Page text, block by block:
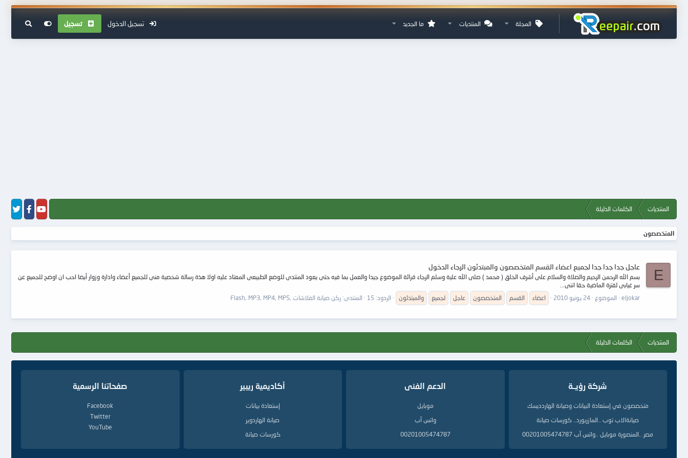
المجلة المنتديات ما الجديد تسجيل الدخول تسجيل
المنتديات الكلمات الدليلة
المتخصصون
E
عاجل جدا جدا جدا لجميع اعضاء القسم المتخصصون والمبتدئون الرجاء الدخول
بسم الله الرحمن الرحيم والصلاة والسلام على أشرف الخلق ( محمد ) صلى الله علية وسلم الرجاء قرائة الموضوع جيدا والعمل بما فيه حتى يعود المنتدى للوضع الطبيعى المعتاد عليه اولا هذة رسالة شخصية منى للجميع أعضاء وادارة وزوار أيضا احب ان اوضح للجميع عن
سر غيابى لفترة الماضية حقا اننى...
eljokar
الموضوع 24 يونيو 2010 اعضاء القسم المتخصصون عاجل لجميع والمبتدئون الردود: 15 المنتدى: ركن صيانة الفلاشات ,Flash, MP3, MP4, MP5
المنتديات الكلمات الدليلة
شركة رؤيــة
متخصصون في إستعادة البيانات وصيانة الهاردديسك
صيانةالاب توب ..المازربورد.. كورسات صيانة
مصر ..المنصورة موبايل ..واتس آب 00201005474787
الدعم الفنى
موبايل
واتس آب
00201005474787
أكاديمية ريبير
إستعادة بيانات
صيانة الهاردوير
كورسات صيانة
صفحاتنا الرسمية
Facebook
Twitter
YouTube